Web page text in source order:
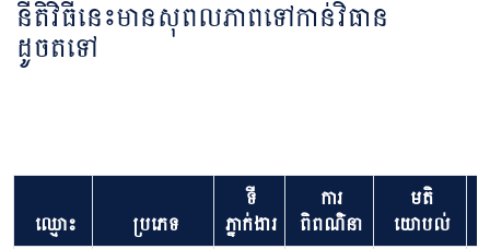
នីតិវិធីនេះមានសុពលភាពទៅកាន់វិធាន
ដូចតទៅ
ឈ្មោះ ប្រភេទ
ទី
ភ្នាក់ងារ
ការ
ពិពណ៌នា
មតិ
យោបល់